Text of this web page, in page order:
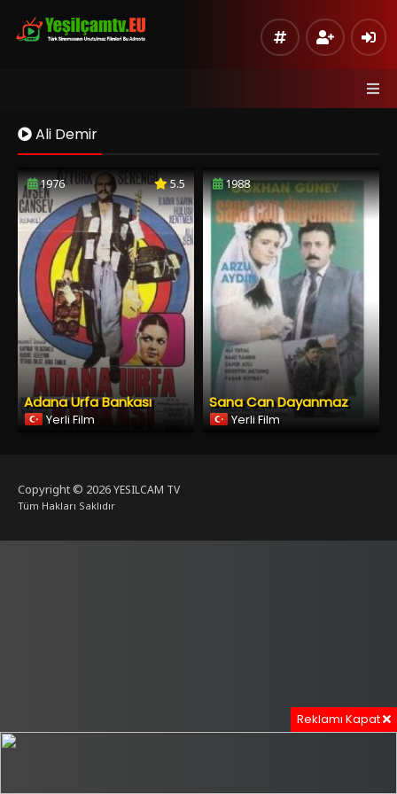
Ali Demir
1976 5.5
Adana Urfa Bankası
Yerli Film
1988
Sana Can Dayanmaz
Yerli Film
Copyright © 2026YESILCAM TV
Tüm Hakları Saklıdır
Reklamı Kapat